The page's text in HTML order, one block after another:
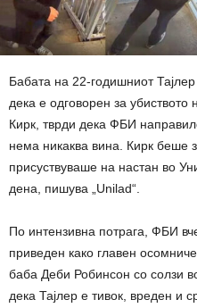
Бабата на 22-годишниот
дека е одговорен за убиството
Кирк, тврди дека ФБИ
нема никаква вина. Кирк беше
присуствуваше на настан во
дена, пишува „Unilad“.
По интензивна потрага, ФБИ
приведен како главен
баба Деби Робинсон со солзи
дека Тајлер е тивок, вреден и